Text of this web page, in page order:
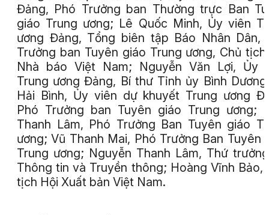
Đảng, Phó Trưởng ban Thường trực Ban
giáo Trung ương; Lê Quốc Minh, Ủy viên
ương Đảng, Tổng biên tập Báo Nhân Dân,
Trưởng ban Tuyên giáo Trung ương, Chủ tịch
Nhà báo Việt Nam; Nguyễn Văn Lợi, Ủy
Trung ương Đảng, Bí thư Tỉnh ủy Bình
Hải Bình, Ủy viên dự khuyết Trung ương
Phó Trưởng ban Tuyên giáo Trung ương;
Thanh Lâm, Phó Trưởng Ban Tuyên giáo
ương; Vũ Thanh Mai, Phó Trưởng Ban Tuyên
Trung ương; Nguyễn Thanh Lâm, Thứ
Thông tin và Truyền thông; Hoàng Vĩnh Bảo,
tịch Hội Xuất bản Việt Nam.